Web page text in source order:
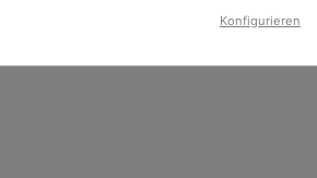
Konfigurieren